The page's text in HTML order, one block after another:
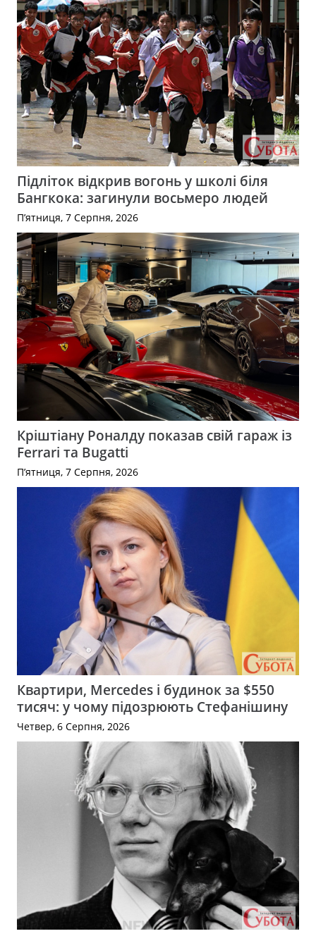
Підліток відкрив вогонь у школі біля
Бангкока: загинули восьмеро людей
П’ятниця, 7 Серпня, 2026
Кріштіану Роналду показав свій гараж із
Ferrari та Bugatti
П’ятниця, 7 Серпня, 2026
Квартири, Mercedes і будинок за $550
тисяч: у чому підозрюють Стефанішину
Четвер, 6 Серпня, 2026